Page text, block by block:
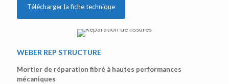
Télécharger la fiche technique
WEBER REP STRUCTURE
Mortier de réparation fibré à hautes performances
mécaniques